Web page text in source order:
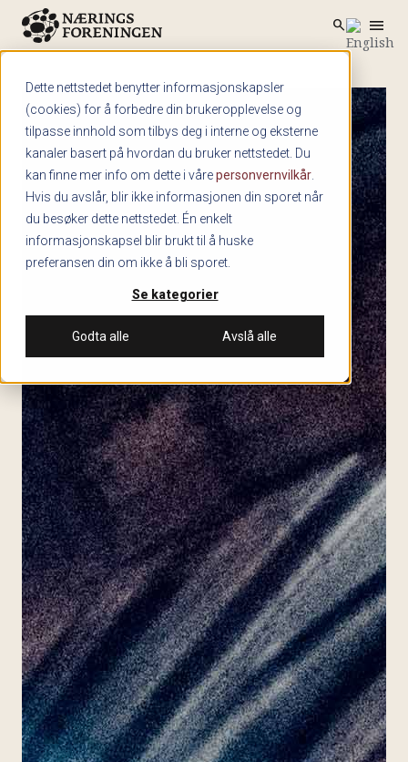
Dette nettstedet benytter informasjonskapsler
(cookies) for å forbedre din brukeropplevelse og
tilpasse innhold som tilbys deg i interne og eksterne
kanaler basert på hvordan du bruker nettstedet. Du
kan finne mer info om dette i vårepersonvernvilkår
Hvis du avslår, blir ikke informasjonen din sporet når
du besøker dette nettstedet. Én enkelt
informasjonskapsel blir brukt til å huske
preferansen din om ikke å bli sporet.
Se kategorier
Godta alle Avslå alle
Skip to main content search menu